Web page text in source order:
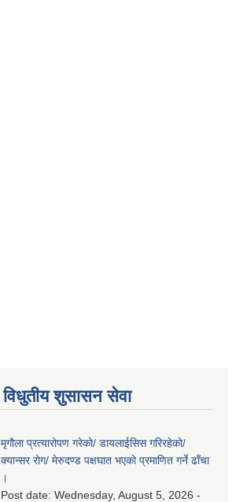
विधुतीय शुसासन सेवा
मृगौला प्रत्यारोपण गरेको/ डायलाईसिस गरिरहेको/
क्यान्सर रोग/ मेरुदण्ड पक्षघात भएको प्रमाणित गर्ने ढाँचा
।
Post date: Wednesday, August 5, 2026 -